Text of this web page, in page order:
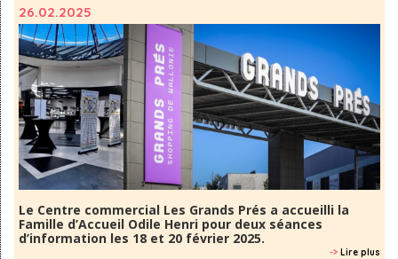
26.02.2025
Le Centre commercial Les Grands Prés a accueilli la
Famille d’Accueil Odile Henri pour deux séances
d’information les 18 et 20 février 2025.
-> Lire plus